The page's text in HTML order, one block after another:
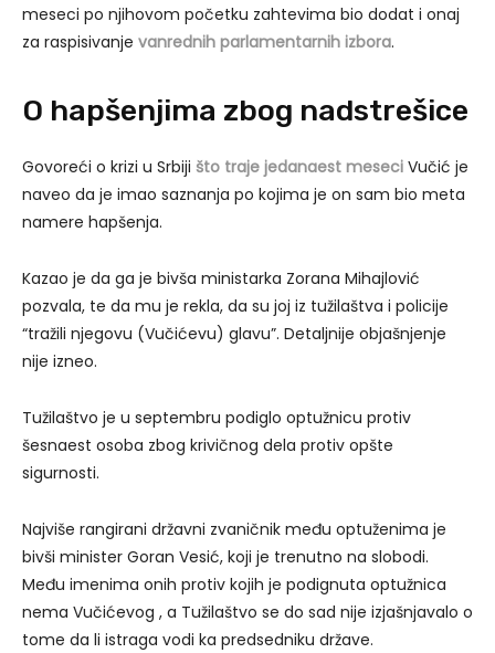
meseci po njihovom početku zahtevima bio dodat i onaj
za raspisivanje vanrednih parlamentarnih izbora.
O hapšenjima zbog nadstrešice
Govoreći o krizi u Srbiji što traje jedanaest meseci Vučić je
naveo da je imao saznanja po kojima je on sam bio meta
namere hapšenja.
Kazao je da ga je bivša ministarka Zorana Mihajlović
pozvala, te da mu je rekla, da su joj iz tužilaštva i policije
“tražili njegovu (Vučićevu) glavu”. Detaljnije objašnjenje
nije izneo.
Tužilaštvo je u septembru podiglo optužnicu protiv
šesnaest osoba zbog krivičnog dela protiv opšte
sigurnosti.
Najviše rangirani državni zvaničnik među optuženima je
bivši minister Goran Vesić, koji je trenutno na slobodi.
Među imenima onih protiv kojih je podignuta optužnica
nema Vučićevog , a Tužilaštvo se do sad nije izjašnjavalo o
tome da li istraga vodi ka predsedniku države.